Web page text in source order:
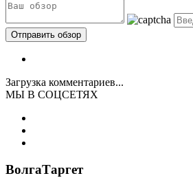
Загрузка комментариев...
МЫ В СОЦСЕТЯХ
ВолгаТаргет